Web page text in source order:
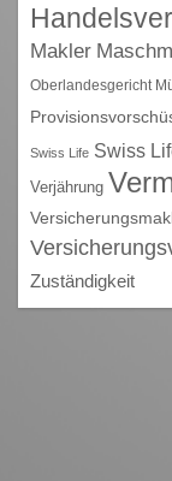
Makler
Oberlandesgericht
Swiss Life Swiss
Verjährung
Zuständigkeit